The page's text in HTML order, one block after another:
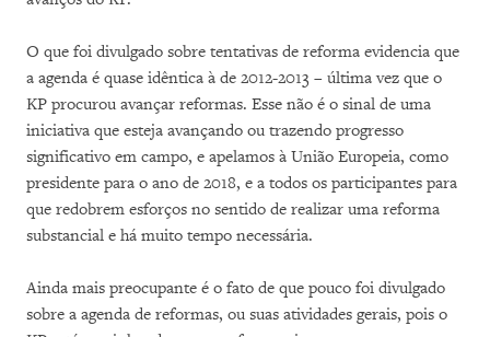
O que foi divulgado sobre tentativas de reforma evidencia que
a agenda é quase idêntica à de 2012-2013 – última vez que o
KP procurou avançar reformas. Esse não é o sinal de uma
iniciativa que esteja avançando ou trazendo progresso
significativo em campo, e apelamos à União Europeia, como
presidente para o ano de 2018, e a todos os participantes para
que redobrem esforços no sentido de realizar uma reforma
substancial e há muito tempo necessária.
Ainda mais preocupante é o fato de que pouco foi divulgado
sobre a agenda de reformas, ou suas atividades gerais, pois o